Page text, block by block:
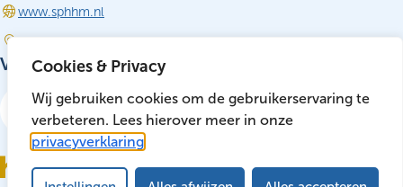
Cookies & Privacy
Wij gebruiken cookies om de gebruikerservaring te
verbeteren. Lees hierover meer in onze
privacyverklaring
www.sphhm.nl
Driebergen-Rijsenburg
Volg ons
(opent in nieuw tabblad)